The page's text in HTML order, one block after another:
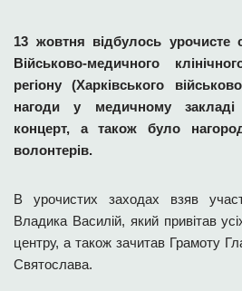
13 жовтня відбулось урочисте
Військово-медичного
регіону (Харківського
нагоди у медичному закладі
концерт, а також було
волонтерів.
В урочистих заходах взяв
Владика Василій, який привітав
центру, а також зачитав Грамоту
Святослава.